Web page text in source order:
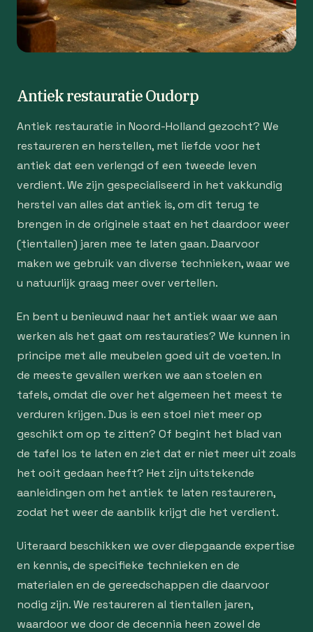
Antiek restauratie Oudorp
Antiek restauratie in Noord-Holland gezocht? We
restaureren en herstellen, met liefde voor het
antiek dat een verlengd of een tweede leven
verdient. We zijn gespecialiseerd in het vakkundig
herstel van alles dat antiek is, om dit terug te
brengen in de originele staat en het daardoor weer
(tientallen) jaren mee te laten gaan. Daarvoor
maken we gebruik van diverse technieken, waar we
u natuurlijk graag meer over vertellen.
En bent u benieuwd naar het antiek waar we aan
werken als het gaat om restauraties? We kunnen in
principe met alle meubelen goed uit de voeten. In
de meeste gevallen werken we aan stoelen en
tafels, omdat die over het algemeen het meest te
verduren krijgen. Dus is een stoel niet meer op
geschikt om op te zitten? Of begint het blad van
de tafel los te laten en ziet dat er niet meer uit zoals
het ooit gedaan heeft? Het zijn uitstekende
aanleidingen om het antiek te laten restaureren,
zodat het weer de aanblik krijgt die het verdient.
Uiteraard beschikken we over diepgaande expertise
en kennis, de specifieke technieken en de
materialen en de gereedschappen die daarvoor
nodig zijn. We restaureren al tientallen jaren,
waardoor we door de decennia heen zowel de